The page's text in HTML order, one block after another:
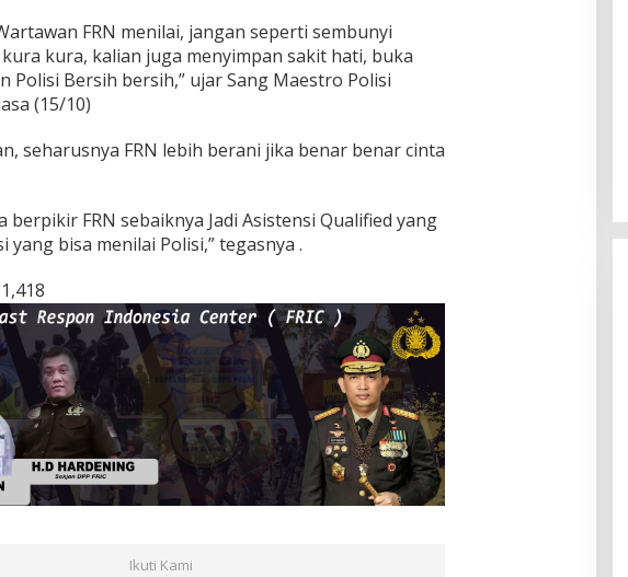
FRN menilai, jangan seperti sembunyi
kura, kalian juga menyimpan sakit hati, buka
Polisi Bersih bersih,” ujar Sang Maestro Polisi
(15/10)
seharusnya FRN lebih berani jika benar benar cinta
berpikir FRN sebaiknya Jadi Asistensi Qualified yang
yang bisa menilai Polisi,” tegasnya .
1,418
Ikuti Kami